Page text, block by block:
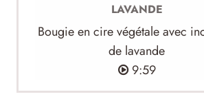
LAVANDE
Bougie en cire végétale avec
de lavande
9:59